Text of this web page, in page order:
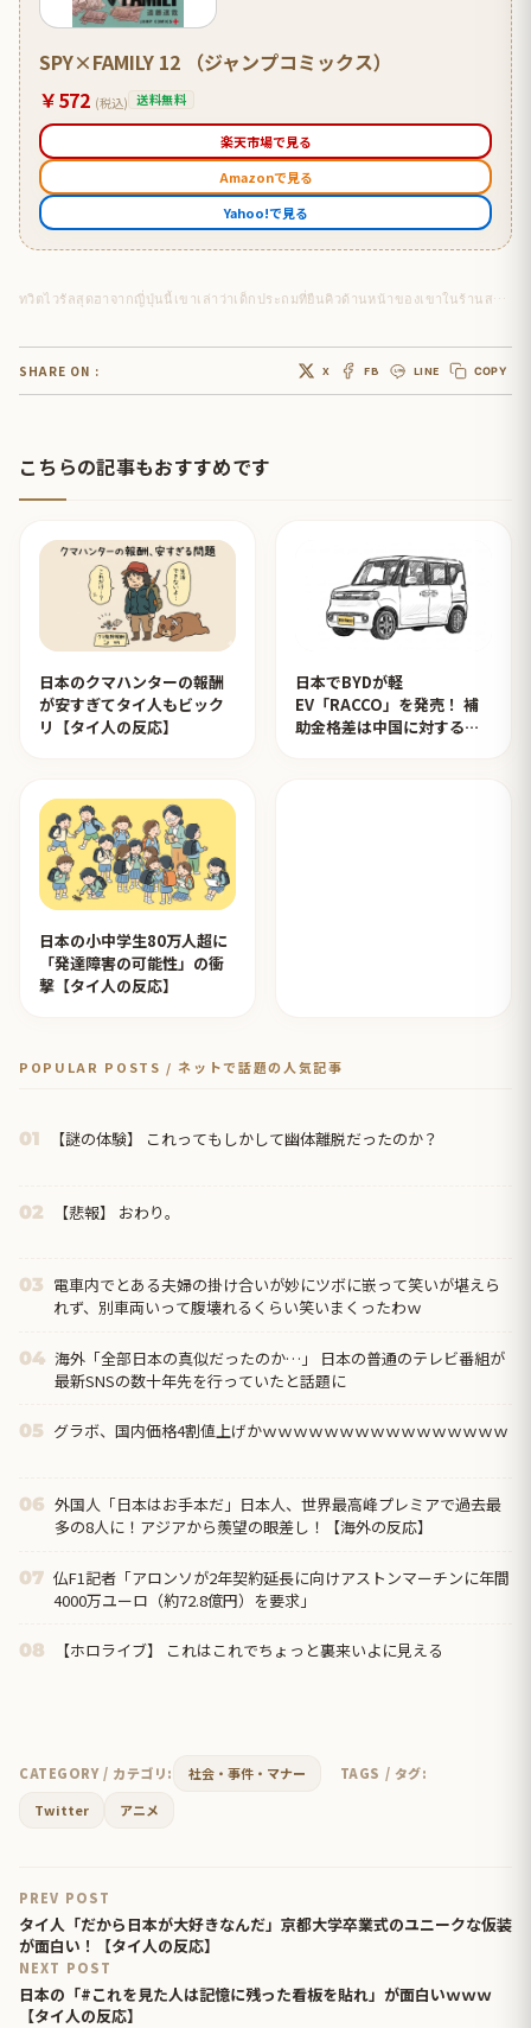
SPY×FAMILY 12 （ジャンプコミックス）
￥572 (税込) 送料無料
楽天市場で見る
Amazonで見る
Yahoo!で見る
ทวิตไวรัลสุดฮาจากญี่ปุ่นนี้เขาเล่าว่าเด็กประถมที่ยืนคิวด้านหน้าของเขาในร้านสะดวกซื้อ
SHARE ON : X FB LINE COPY
こちらの記事もおすすめです
日本のクマハンターの報酬
が安すぎてタイ人もビック
リ【タイ人の反応】
日本でBYDが軽
EV「RACCO」を発売！ 補
助金格差は中国に対するイ
日本の小中学生80万人超に
「発達障害の可能性」の衝
撃【タイ人の反応】
POPULAR POSTS / ネットで話題の人気記事
01 【謎の体験】 これってもしかして幽体離脱だったのか？
02 【悲報】 おわり。
03 電車内でとある夫婦の掛け合いが妙にツボに嵌って笑いが堪えら
れず、別車両いって腹壊れるくらい笑いまくったわｗ
04 海外「全部日本の真似だったのか…」 日本の普通のテレビ番組が
最新SNSの数十年先を行っていたと話題に
05 グラボ、国内価格4割値上げかｗｗｗｗｗｗｗｗｗｗｗｗｗｗｗｗ
06 外国人「日本はお手本だ」日本人、世界最高峰プレミアで過去最
多の8人に！アジアから羨望の眼差し！【海外の反応】
07 仏F1記者「アロンソが2年契約延長に向けアストンマーチンに年間
4000万ユーロ（約72.8億円）を要求」
08 【ホロライブ】 これはこれでちょっと裏来いよに見える
CATEGORY / カテゴリ: 社会・事件・マナー
TAGS / タグ:
Twitter
アニメ
PREV POST
タイ人「だから日本が大好きなんだ」京都大学卒業式のユニークな仮装
が面白い！【タイ人の反応】
NEXT POST
日本の「#これを見た人は記憶に残った看板を貼れ」が面白いｗｗｗ
【タイ人の反応】